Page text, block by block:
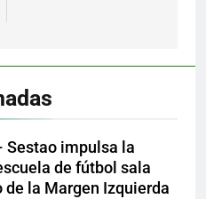
Sestao impulsa la
de fútbol sala
de la Margen Izquierda